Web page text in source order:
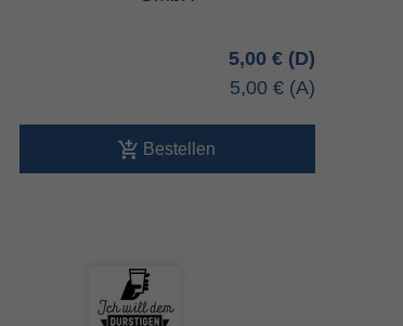
5,00 €
5,00 €
Bestellen